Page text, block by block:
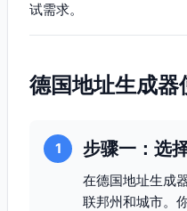
试需求。
德国地址生成器
1 步骤一：选
在德国地址生成
联邦州和城市。